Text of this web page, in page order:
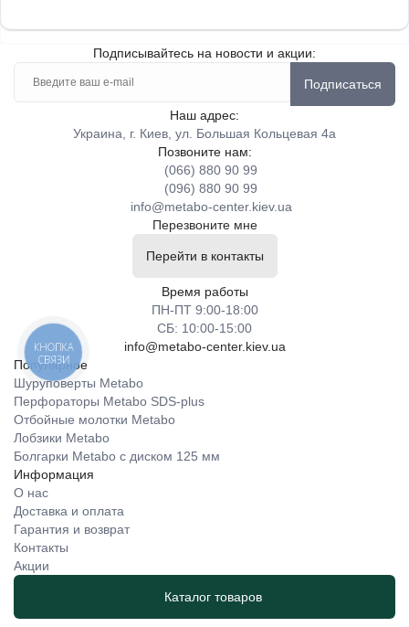
Подписывайтесь на новости и акции:
Подписаться
Наш адрес:
Украина, г. Киев, ул. Большая Кольцевая 4а
Позвоните нам:
(066) 880 90 99
(096) 880 90 99
info@metabo-center.kiev.ua
Перезвоните мне
Перейти в контакты
Время работы
ПН-ПТ 9:00-18:00
СБ: 10:00-15:00
info@metabo-center.kiev.ua
Популярное
Шуруповерты Metabo
Перфораторы Metabo SDS-plus
Отбойные молотки Metabo
Лобзики Metabo
Болгарки Metabo с диском 125 мм
Информация
О нас
Доставка и оплата
Гарантия и возврат
Контакты
Акции
Каталог товаров
КНОПКА
СВЯЗИ